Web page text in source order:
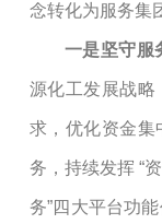
念转化为服务集
一是坚守服
源化工发展战略
求，优化资金集
务，持续发挥 “
务”四大平台功